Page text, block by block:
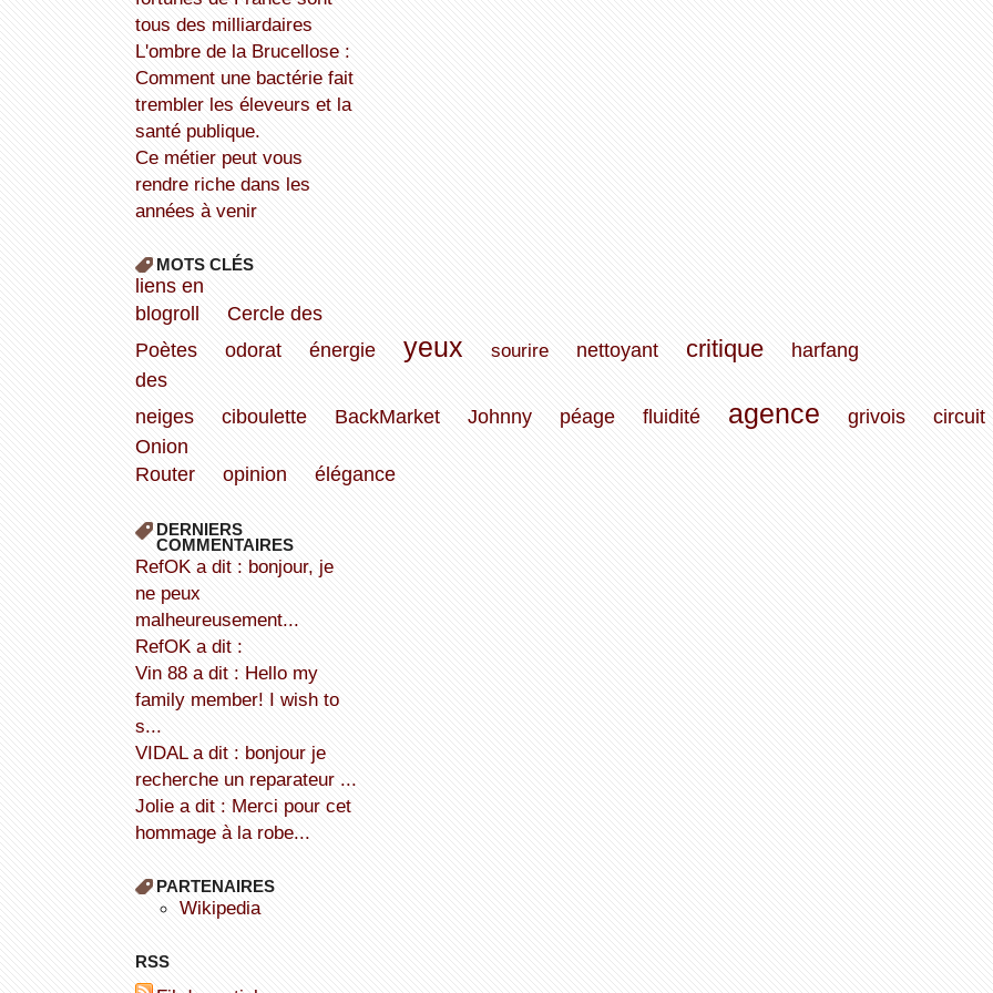
tous des milliardaires
L'ombre de la Brucellose :
Comment une bactérie fait
trembler les éleveurs et la
santé publique.
Ce métier peut vous
rendre riche dans les
années à venir
MOTS CLÉS
liens en
blogroll
Cercle des
Poètes
odorat énergie yeux sourire nettoyant critique
harfang
des
neiges
ciboulette BackMarket Johnny péage fluidité agence grivois
circuit
Onion
Router
opinion élégance
DERNIERS
COMMENTAIRES
refOK a dit : bonjour, je
ne peux
malheureusement...
refOK a dit :
Vin 88 a dit : Hello my
family member! I wish to
s...
VIDAL a dit : bonjour je
recherche un reparateur ...
Jolie a dit : Merci pour cet
hommage à la robe...
PARTENAIRES
wikipedia
RSS